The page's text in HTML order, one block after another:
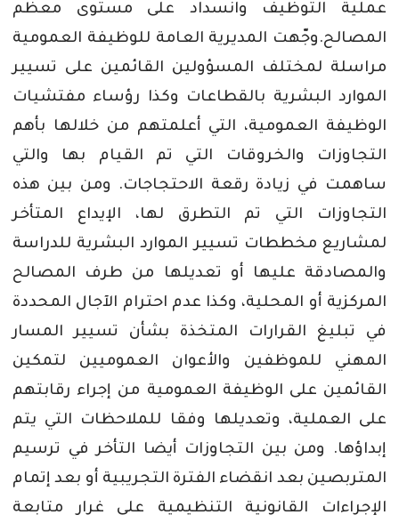
عملية
التوظيف وانسداد على مستوى
معظم
المصالح. وجّهت المديرية العامة للوظيفة العمومية
مراسلة لمختلف المسؤولين القائمين على
تسيير
الموارد البشرية بالقطاعات وكذا رؤساء مفتشيات
الوظيفة العمومية، التي أعلمتهم من خلالها
بأهم
التجاوزات
والخروقات التي تم القيام بها
والتي
ساهمت
في زيادة رقعة الاحتجاجات. ومن بين هذه
التجاوزات
التي تم التطرق لها، الإيداع
المتأخر
لمشاريع مخططات تسيير الموارد البشرية للدراسة
والمصادقة
عليها أو تعديلها من طرف
المصالح
المركزية أو المحلية، وكذا عدم احترام الآجال المحددة
في
تبليغ القرارات المتخذة بشأن تسيير
المسار
المهني
للموظفين والأعوان العموميين
لتمكين
القائمين على الوظيفة العمومية من إجراء رقابتهم
على العملية، وتعديلها وفقا للملاحظات التي يتم
إبداؤها. ومن بين التجاوزات أيضا التأخر في
ترسيم
المتربصين بعد انقضاء الفترة التجريبية أو بعد إتمام
الإجراءات
القانونية التنظيمية على غرار
متابعة